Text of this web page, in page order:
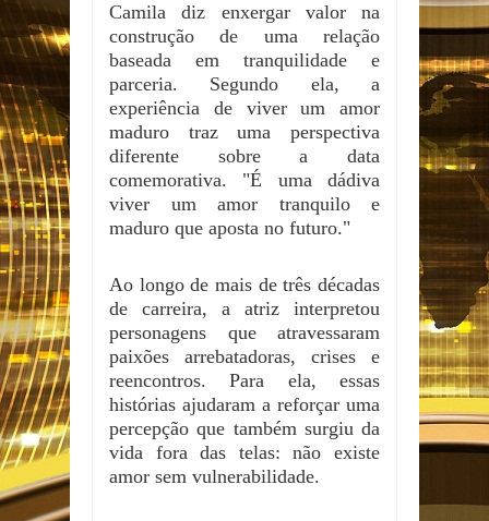
Camila diz enxergar valor na
construção de uma relação
baseada em tranquilidade e
parceria. Segundo ela, a
experiência de viver um amor
maduro traz uma perspectiva
diferente sobre a data
comemorativa. "É uma dádiva
viver um amor tranquilo e
maduro que aposta no futuro."
Ao longo de mais de três décadas
de carreira, a atriz interpretou
personagens que atravessaram
paixões arrebatadoras, crises e
reencontros. Para ela, essas
histórias ajudaram a reforçar uma
percepção que também surgiu da
vida fora das telas: não existe
amor sem vulnerabilidade.